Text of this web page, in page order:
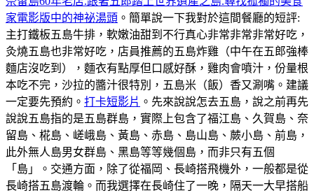
家電影版中的神祕湯頭 。簡單說一下我對於這間餐廳的短評:
主打鐵板五島牛排，軟嫩油甜到不行真心非常非常非常好吃，
灸燒五島也非常好吃，店員推薦的五島炸雞（中午在五郎強棒
麵店沒吃到），麵衣有點厚但口感好酥，雞肉會噴汁，份量根
本吃不完，沙拉的醬汁很特別，五島米（飯）香又涮嘴。建議
一定要先預約。 打卡短影片 。先來說說怎去五島，說之前再先
說說五島指的是五島群島，實際上包含了福江島、久賀島、奈
留島、椛島、嵯峨島、黃島、赤島、島山島、蕨小島、前島，
此外無人島男女群島、黑島等等幾個島，而非只有五個
「島」。交通方面，除了從福岡、長崎搭飛機外，一般都是從
長崎搭五島渡輪。而我選擇在長崎住了一晚，隔天一大早搭船